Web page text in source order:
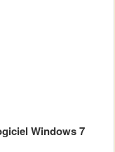
Windows 7